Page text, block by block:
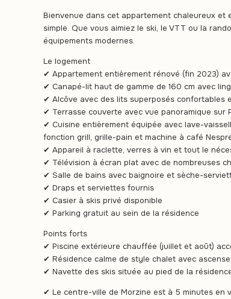
Bienvenue dans cet appartement chaleureux
simple. Que vous aimiez le ski, le VTT ou la
équipements modernes.
Le logement
✔ Appartement entièrement rénové (fin 2023)
✔ Canapé-lit haut de gamme de 160 cm avec
✔ Alcôve avec des lits superposés confortables
✔ Terrasse couverte avec vue panoramique sur
✔ Cuisine entièrement équipée avec lave-
fonction grill, grille-pain et machine à café
✔ Appareil à raclette, verres à vin et tout le
✔ Télévision à écran plat avec de nombreuses
✔ Salle de bains avec baignoire et sèche-
✔ Draps et serviettes fournis
✔ Casier à skis privé disponible
✔ Parking gratuit au sein de la résidence
Points forts
✔ Piscine extérieure chauffée (juillet et août)
✔ Résidence calme de style chalet avec
✔ Navette des skis située au pied de la
✔ Le centre-ville de Morzine est à 5 minutes en